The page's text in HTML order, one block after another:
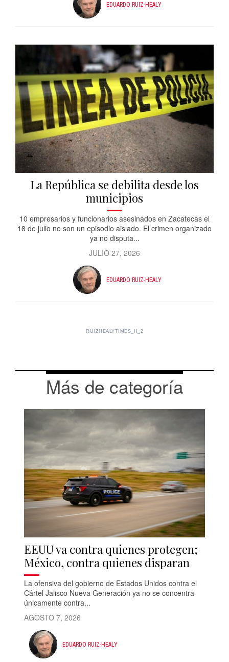
EDUARDO RUIZ-HEALY
La República se debilita desde los
municipios
10 empresarios y funcionarios asesinados en Zacatecas el
18 de julio no son un episodio aislado. El crimen organizado
ya no disputa...
JULIO 27, 2026
EDUARDO RUIZ-HEALY
RUIZHEALYTIMES_H_2
Más de categoría
EEUU va contra quienes protegen;
México, contra quienes disparan
La ofensiva del gobierno de Estados Unidos contra el
Cártel Jalisco Nueva Generación ya no se concentra
únicamente contra...
AGOSTO 7, 2026
EDUARDO RUIZ-HEALY